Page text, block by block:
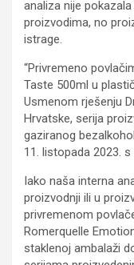
analiza nije
proizvodima, no
istrage.
“Privremeno
Taste 500ml u
Usmenom rješenju
Hrvatske, serija
gaziranog
11. listopada 2023.
Iako naša interna
proizvodnji ili u
privremenom
Romerquelle
staklenoj ambalaži